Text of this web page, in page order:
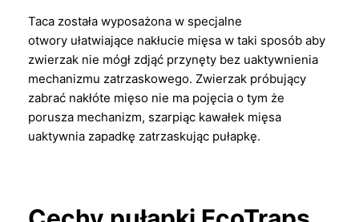
Taca została wyposażona w specjalne
otwory ułatwiające nakłucie mięsa w taki sposób aby
zwierzak nie mógł zdjąć przynęty bez uaktywnienia
mechanizmu zatrzaskowego. Zwierzak próbujący
zabrać nakłóte mięso nie ma pojęcia o tym że
porusza mechanizm, szarpiąc kawałek mięsa
uaktywnia zapadkę zatrzaskując pułapkę.